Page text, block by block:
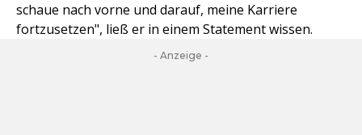
schaue nach vorne und darauf, meine Karriere
fortzusetzen", ließ er in einem Statement wissen.
- Anzeige -